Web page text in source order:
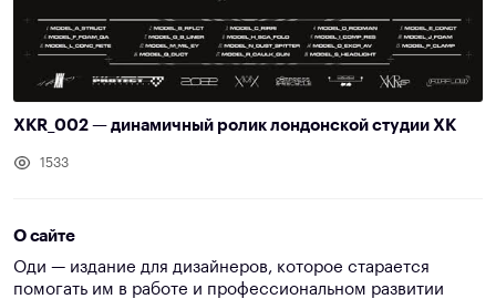
XKR_002 — динамичный ролик лондонской студии XK
1533
О сайте
Оди — издание для дизайнеров, которое старается
помогать им в работе и профессиональном развитии